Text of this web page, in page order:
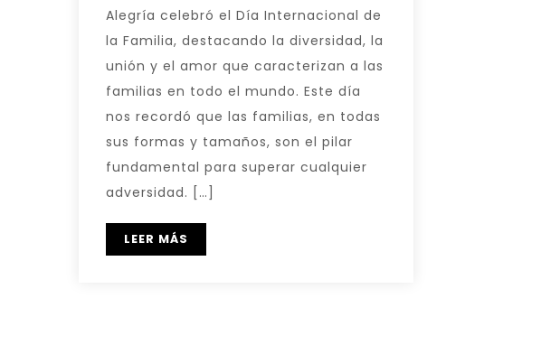
Alegría celebró el Día Internacional de
la Familia, destacando la diversidad, la
unión y el amor que caracterizan a las
familias en todo el mundo. Este día
nos recordó que las familias, en todas
sus formas y tamaños, son el pilar
fundamental para superar cualquier
adversidad. […]
LEER MÁS